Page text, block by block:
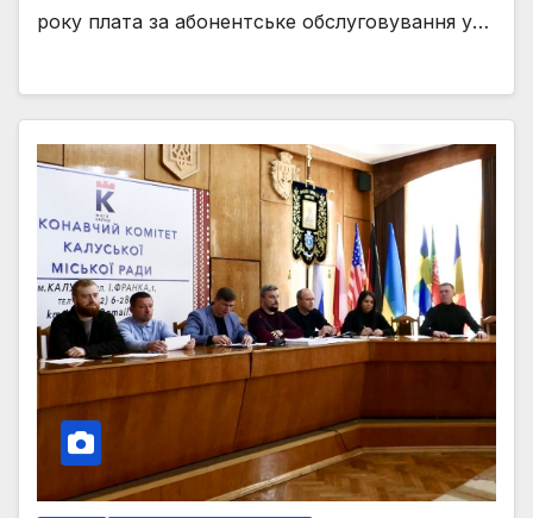
року плата за абонентське обслуговування у…